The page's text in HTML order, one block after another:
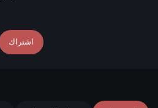
اشتراك